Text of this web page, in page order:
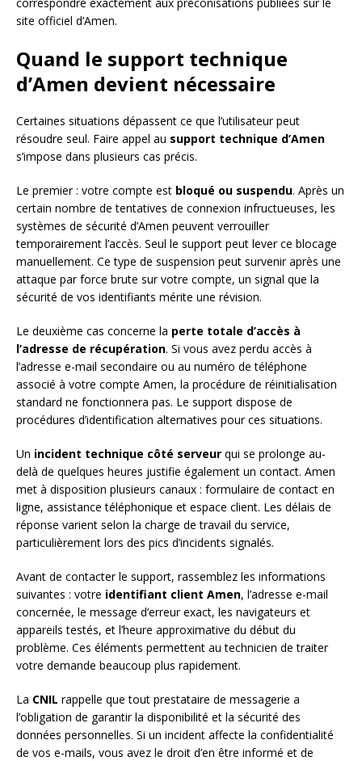
site officiel d’Amen.
Quand le support technique
d’Amen devient nécessaire
Certaines situations dépassent ce que l’utilisateur peut
résoudre seul. Faire appel au support technique d’Amen
s’impose dans plusieurs cas précis.
Le premier : votre compte est bloqué ou suspendu. Après un
certain nombre de tentatives de connexion infructueuses, les
systèmes de sécurité d’Amen peuvent verrouiller
temporairement l’accès. Seul le support peut lever ce blocage
manuellement. Ce type de suspension peut survenir après une
attaque par force brute sur votre compte, un signal que la
sécurité de vos identifiants mérite une révision.
Le deuxième cas concerne la perte totale d’accès à
l’adresse de récupération. Si vous avez perdu accès à
l’adresse e-mail secondaire ou au numéro de téléphone
associé à votre compte Amen, la procédure de réinitialisation
standard ne fonctionnera pas. Le support dispose de
procédures d’identification alternatives pour ces situations.
Un incident technique côté serveur qui se prolonge au-
delà de quelques heures justifie également un contact. Amen
met à disposition plusieurs canaux : formulaire de contact en
ligne, assistance téléphonique et espace client. Les délais de
réponse varient selon la charge de travail du service,
particulièrement lors des pics d’incidents signalés.
Avant de contacter le support, rassemblez les informations
suivantes : votre identifiant client Amen, l’adresse e-mail
concernée, le message d’erreur exact, les navigateurs et
appareils testés, et l’heure approximative du début du
problème. Ces éléments permettent au technicien de traiter
votre demande beaucoup plus rapidement.
La CNIL rappelle que tout prestataire de messagerie a
l’obligation de garantir la disponibilité et la sécurité des
données personnelles. Si un incident affecte la confidentialité
de vos e-mails, vous avez le droit d’en être informé et de